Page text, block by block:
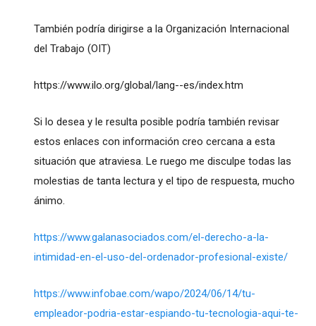
También podría dirigirse a la Organización Internacional
del Trabajo (OIT)
https://www.ilo.org/global/lang--es/index.htm
Si lo desea y le resulta posible podría también revisar
estos enlaces con información creo cercana a esta
situación que atraviesa. Le ruego me disculpe todas las
molestias de tanta lectura y el tipo de respuesta, mucho
ánimo.
https://www.galanasociados.com/el-derecho-a-la-
intimidad-en-el-uso-del-ordenador-profesional-existe/
https://www.infobae.com/wapo/2024/06/14/tu-
empleador-podria-estar-espiando-tu-tecnologia-aqui-te-